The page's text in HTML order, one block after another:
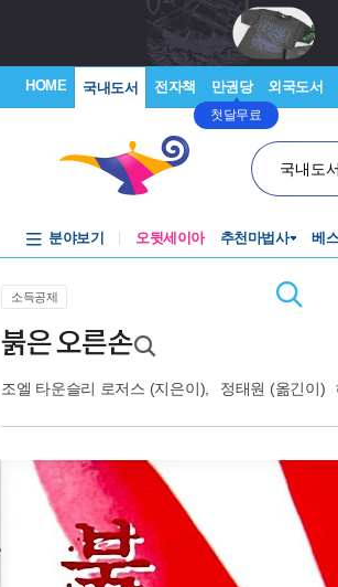
HOME 국내도서 전자책 만권당
첫달무료
외국도서
국내도
분야보기 오뒷세이아 추천마법사 베
소득공제
붉은 오른손
조엘 타운슬리 로저스 (지은이), 정태원 (옮긴이)